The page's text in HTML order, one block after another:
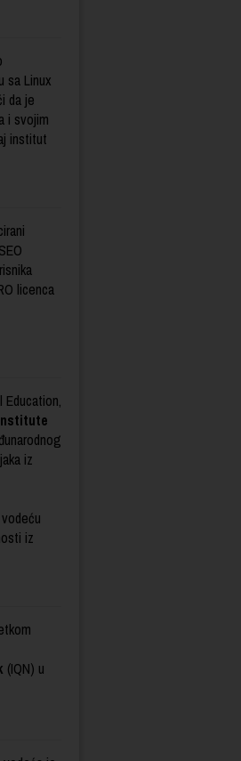
sa Linux
da je
i svojim
institut
licenca
Education,
iz
iz
(IQN) u